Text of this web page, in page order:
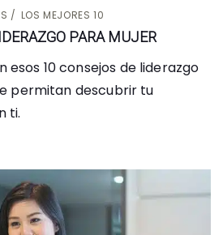
LOS MEJORES 10
PARA MUJER
esos 10 consejos de liderazgo
permitan descubrir tu
ti.